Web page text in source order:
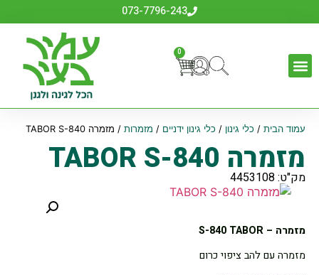
073-7796-243
0
עמוד הבית/ כלי גינון / כלי גינון ידניים / מזמרות/ מזמרה TABOR S-840
מזמרה TABOR S-840
מק"ט: 4453108
מזמרה – S-840 TABOR
מזמרה עם להב ציפוי כרום